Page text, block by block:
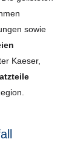
sowie
Kaeser,